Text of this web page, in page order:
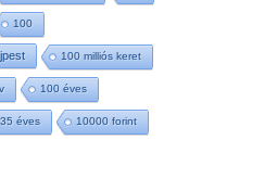
100
100 milliós keret
100 éves
éves 10000 forint